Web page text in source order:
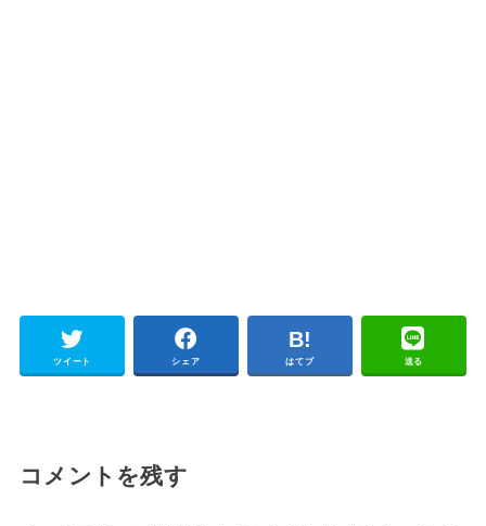
ツイート シェア はてブ 送る
コメントを残す